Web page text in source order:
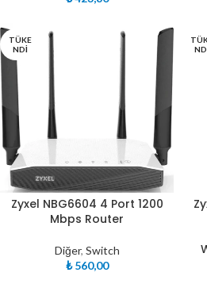
TÜKE
NDI
Zyxel NBG6604 4 Port 1200
Mbps Router
Diğer, Switch
₺560,00